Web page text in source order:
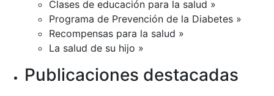
Clases de educación para la salud »
Programa de Prevención de la Diabetes »
Recompensas para la salud »
La salud de su hijo »
Publicaciones destacadas